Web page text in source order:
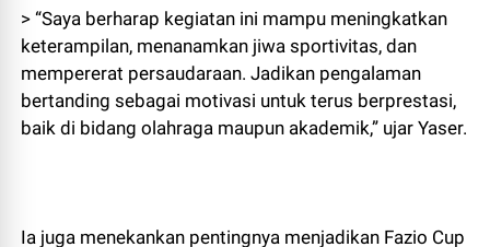
> “Saya berharap kegiatan ini mampu meningkatkan
keterampilan, menanamkan jiwa sportivitas, dan
mempererat persaudaraan. Jadikan pengalaman
bertanding sebagai motivasi untuk terus berprestasi,
baik di bidang olahraga maupun akademik,” ujar Yaser.
Ia juga menekankan pentingnya menjadikan Fazio Cup